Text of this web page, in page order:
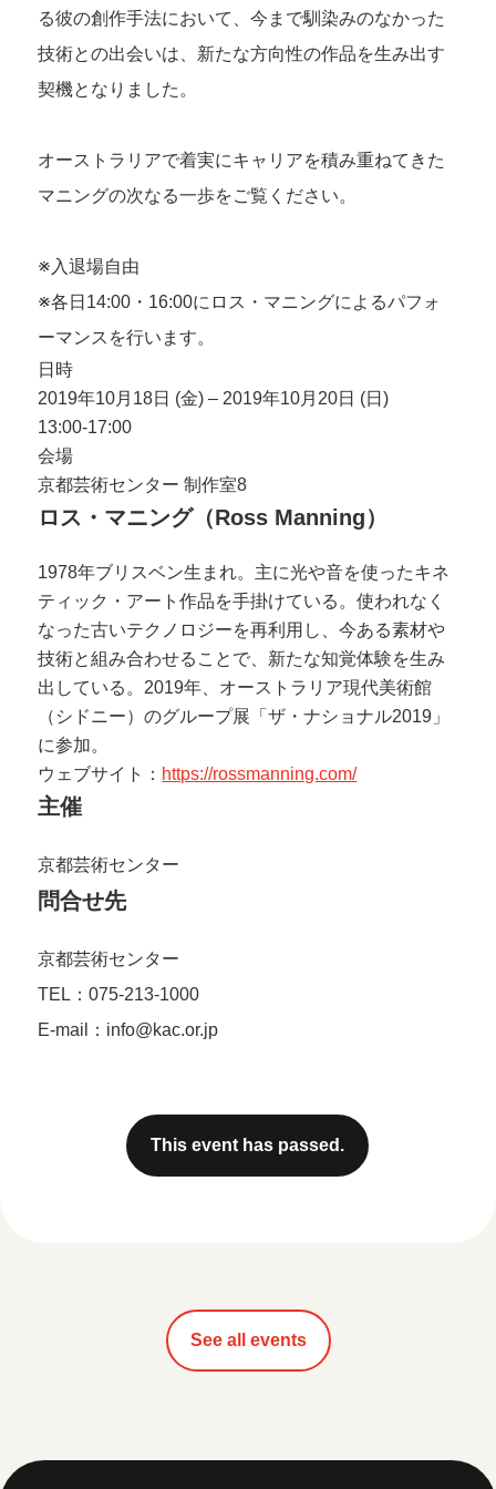
る彼の創作手法において、今まで馴染みのなかった
技術との出会いは、新たな方向性の作品を生み出す
契機となりました。
オーストラリアで着実にキャリアを積み重ねてきた
マニングの次なる一歩をご覧ください。
※入退場自由
※各日14:00・16:00にロス・マニングによるパフォ
ーマンスを行います。
日時
2019年10月18日 (金) – 2019年10月20日 (日)
13:00-17:00
会場
京都芸術センター 制作室8
ロス・マニング（Ross Manning）
1978年ブリスベン生まれ。主に光や音を使ったキネ
ティック・アート作品を手掛けている。使われなく
なった古いテクノロジーを再利用し、今ある素材や
技術と組み合わせることで、新たな知覚体験を生み
出している。2019年、オーストラリア現代美術館
（シドニー）のグループ展「ザ・ナショナル2019」
に参加。
ウェブサイト： https://rossmanning.com/
主催
京都芸術センター
問合せ先
京都芸術センター
TEL：075-213-1000
E-mail：info@kac.or.jp
This event has passed.
See all events